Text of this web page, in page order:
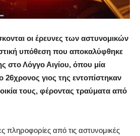
οι έρευνες των αστυνομικών
υπόθεση που αποκαλύφθηκε
στο Λόγγο Αιγίου, όπου μία
26χρονος γιος της εντοπίστηκαν
τους, φέροντας τραύματα από
πληροφορίες από τις αστυνομικές